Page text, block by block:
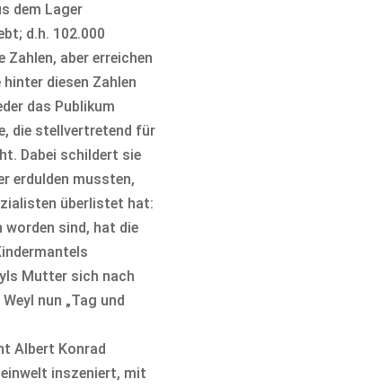
dem Lager
d.h. 102.000
Zahlen, aber erreichen
diesen Zahlen
das Publikum
die stellvertretend für
Dabei schildert sie
erdulden mussten,
überlistet hat:
worden sind, hat die
Mutter sich nach
nun „Tag und
Albert Konrad
inszeniert, mit